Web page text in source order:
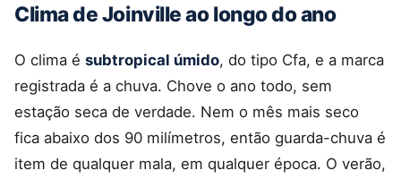
Clima de Joinville ao longo do ano
O clima é subtropical úmido, do tipo Cfa, e a marca
registrada é a chuva. Chove o ano todo, sem
estação seca de verdade. Nem o mês mais seco
fica abaixo dos 90 milímetros, então guarda-chuva é
item de qualquer mala, em qualquer época. O verão,